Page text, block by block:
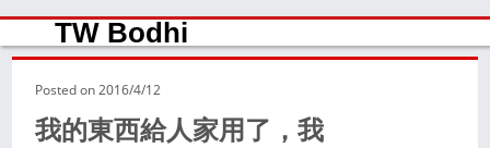
TW Bodhi
Posted on2016/4/12
我的東西給人家用了，我